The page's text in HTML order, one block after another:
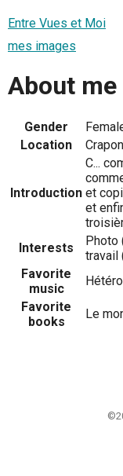
Entre Vues et Moi
mes images
About me
Gender
Location
Introduction
C...
et
et
Interests
Photo
travail
Favorite
music
Favorite
books
Le